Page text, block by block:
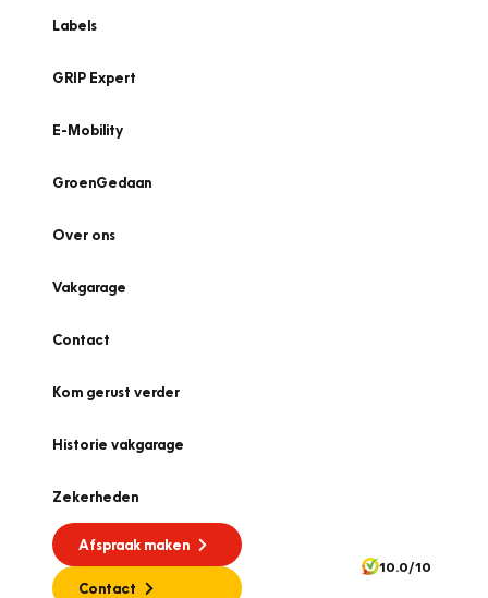
Labels
GRIP Expert
E-Mobility
GroenGedaan
Over ons
Vakgarage
Contact
Kom gerust verder
Historie vakgarage
Zekerheden
Afspraak maken
Contact
10.0/10